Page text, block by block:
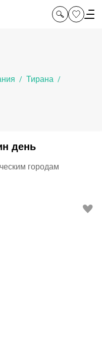
/ Тирана /
день
городам